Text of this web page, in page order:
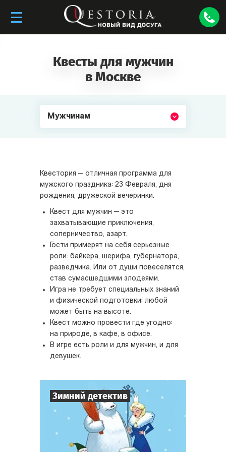
Квесты для мужчин
в Москве
Мужчинам
Квестория — отличная программа для
мужского праздника: 23 Февраля, дня
рождения, дружеской вечеринки.
Квест для мужчин — это
захватывающие приключения,
соперничество, азарт.
Гости примерят на себя серьезные
роли: байкера, шерифа, губернатора,
разведчика. Или от души повеселятся,
став сумасшедшими злодеями.
Игра не требует специальных знаний
и физической подготовки: любой
может быть на высоте.
Квест можно провести где угодно:
на природе, в кафе, в офисе.
В игре есть роли и для мужчин, и для
девушек.
Зимний детектив
Игроков 10
1-2 ч.